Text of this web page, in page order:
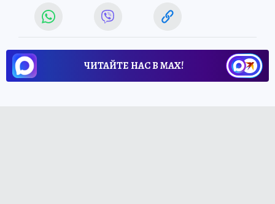
ЧИТАЙТЕ НАС В МАХ!